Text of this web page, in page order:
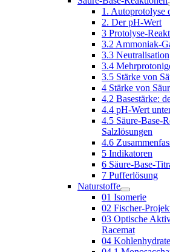
1. Autoprotolyse
2. Der pH-Wert
3 Protolyse-
3.2 Ammoniak-
3.3 Neutralisation
3.4
3.5 Stärke von
4 Stärke von
4.2 Basestärke:
4.4 pH-Wert
4.5 Säure-Base-
Salzlösungen
4.6
5 Indikatoren
6 Säure-Base-
7 Pufferlösung
Naturstoffe
01 Isomerie
02 Fischer-
03 Optische
Racemat
04